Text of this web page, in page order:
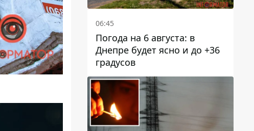
06:45
Погода на 6 августа: в
Днепре будет ясно и до +36
градусов